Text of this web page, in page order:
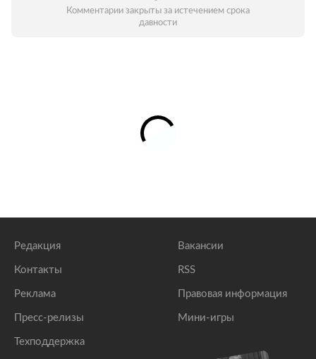
Комментарии закрыты за истечением срока
давности
Редакция
Контакты
Реклама
Пресс-релизы
Техподдержка
Вакансии
RSS
Правовая информация
Мини-игры